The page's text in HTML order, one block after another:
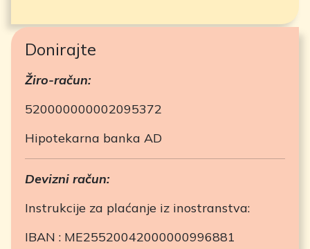
Donirajte
Žiro-račun:
520000000002095372
Hipotekarna banka AD
Devizni račun:
Instrukcije za plaćanje iz inostranstva:
IBAN : ME25520042000000996881